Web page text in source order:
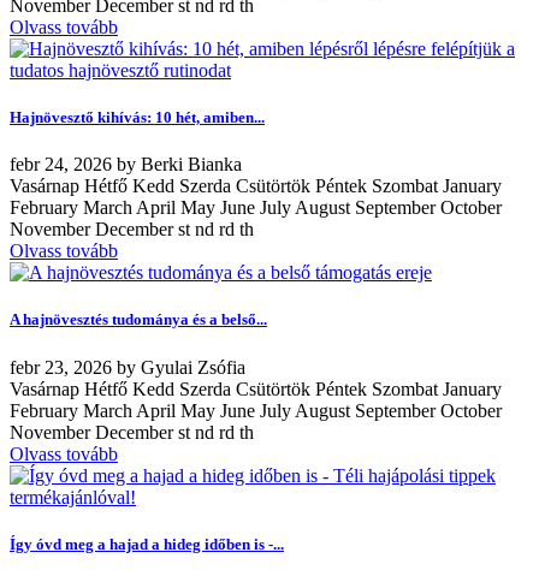
November December st nd rd th
Olvass tovább
Hajnövesztő kihívás: 10 hét, amiben...
febr 24, 2026 by Berki Bianka
Vasárnap Hétfő Kedd Szerda Csütörtök Péntek Szombat January
February March April May June July August September October
November December st nd rd th
Olvass tovább
A hajnövesztés tudománya és a belső...
febr 23, 2026 by Gyulai Zsófia
Vasárnap Hétfő Kedd Szerda Csütörtök Péntek Szombat January
February March April May June July August September October
November December st nd rd th
Olvass tovább
Így óvd meg a hajad a hideg időben is -...